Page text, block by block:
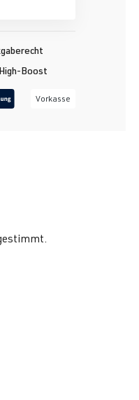
Boost
Vorkasse